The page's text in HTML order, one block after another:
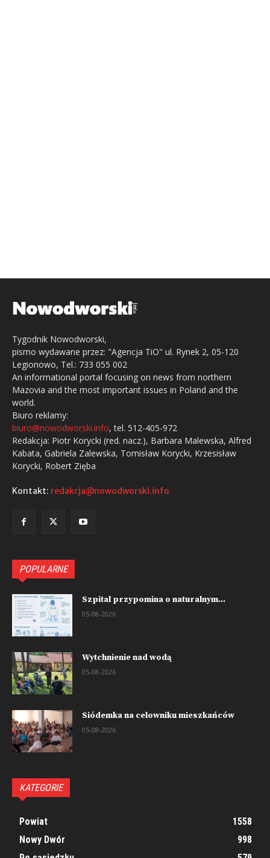
Tygodnik Nowodworski,
pismo wydawane przez: "Agencja TiO" ul. Rynek 2, 05-120
Legionowo, Tel.: 733 055 002
An informational portal focusing on news from northern
Mazovia and the most important issues in Poland and the
world.
Biuro reklamy:
biuro@nowodworski.info, tel. 512-405-972
Redakcja: Piotr Korycki (red. nacz.), Barbara Malewska, Alfred
Kabata, Gabriela Zalewska, Tomisław Korycki, Krzesisław
Korycki, Robert Zięba
Kontakt: redakcja@nowodworski.info
POPULARNE
Szpital przypomina o naturalnym...
05-08-2026
Wytchnienie nad wodą
05-08-2026
Siódemka na celowniku mieszkańców
05-08-2026
KATEGORIE
Powiat
1558
Nowy Dwór
998